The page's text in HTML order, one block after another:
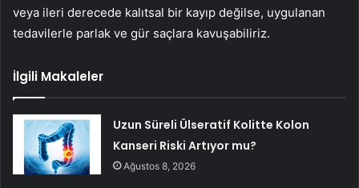
veya ileri derecede kalıtsal bir kayıp değilse, uygulanan
tedavilerle parlak ve gür saçlara kavuşabiliriz.
İlgili Makaleler
Uzun Süreli Ülseratif Kolitte Kolon
Kanseri Riski Artıyor mu?
Ağustos 8, 2026